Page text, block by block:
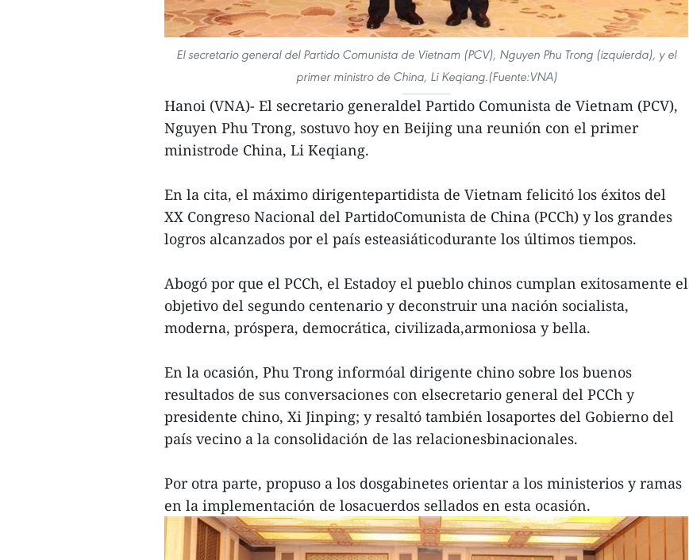
El secretario general del Partido Comunista de Vietnam (PCV), Nguyen Phu Trong (izquierda), y el
primer ministro de China, Li Keqiang.(Fuente:VNA)
Hanoi (VNA)- El secretario generaldel Partido Comunista de Vietnam (PCV),
Nguyen Phu Trong, sostuvo hoy en Beijing una reunión con el primer
ministrode China, Li Keqiang.
En la cita, el máximo dirigentepartidista de Vietnam felicitó los éxitos del
XX Congreso Nacional del PartidoComunista de China (PCCh) y los grandes
logros alcanzados por el país esteasiáticodurante los últimos tiempos.
Abogó por que el PCCh, el Estadoy el pueblo chinos cumplan exitosamente el
objetivo del segundo centenario y deconstruir una nación socialista,
moderna, próspera, democrática, civilizada,armoniosa y bella.
En la ocasión, Phu Trong informóal dirigente chino sobre los buenos
resultados de sus conversaciones con elsecretario general del PCCh y
presidente chino, Xi Jinping; y resaltó también losaportes del Gobierno del
país vecino a la consolidación de las relacionesbinacionales.
Por otra parte, propuso a los dosgabinetes orientar a los ministerios y ramas
en la implementación de losacuerdos sellados en esta ocasión.